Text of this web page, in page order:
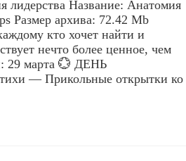
Название: Анатомия
Размер архива: 72.42 Mb
кто хочет найти и
нечто более ценное, чем
29 марта 💮 ДЕНЬ
— Прикольные открытки ко